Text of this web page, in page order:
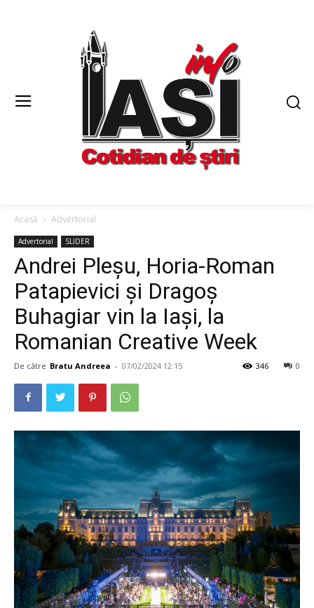
Acasă Advertorial
Advertorial SLIDER
Andrei Pleșu, Horia-Roman
Patapievici și Dragoș
Buhagiar vin la Iași, la
Romanian Creative Week
De către Bratu Andreea - 07/02/2024 12:15 0
346